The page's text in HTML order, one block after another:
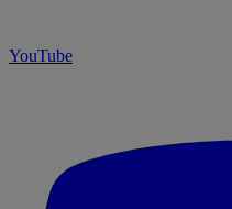
YouTube